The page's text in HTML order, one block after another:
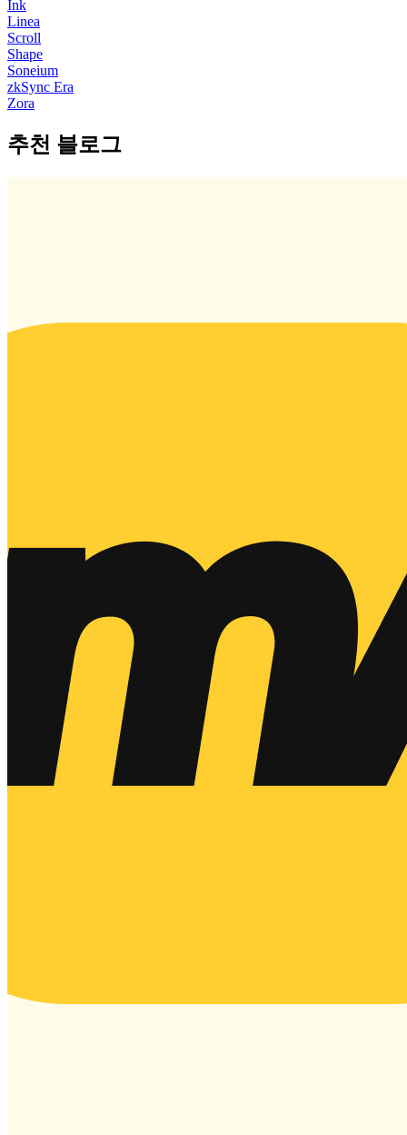
Ink
Linea
Scroll
Shape
Soneium
zkSync Era
Zora
추천 블로그